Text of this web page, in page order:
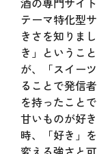
テーマ特化型
きさを知りま
き」というこ
が、「スイー
ることで発信
を持ったこと
甘いものが好
時、「好き」